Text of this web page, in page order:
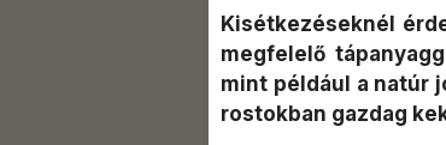
Kisétkezéseknél
megfelelő
mint például a natúr
rostokban gazdag